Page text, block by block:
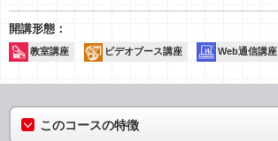
教室講座 ビデオブース講座 Web通信講座
このコースの特徴